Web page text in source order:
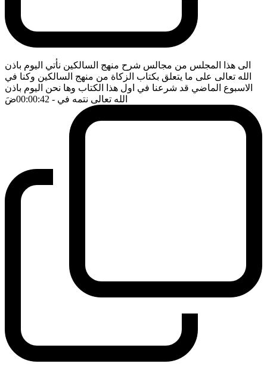
الى هذا المجلس من مجالس شرح منهج السالكين نأتي اليوم باذن
الله تعالى على ما يتعلق بكتاب الزكاة من منهج السالكين وكنا في
الاسبوع الماضي قد شرعنا في اول هذا الكتاب وها نحن اليوم باذن
الله تعالى نتمه في - 00:00:42 ضَ